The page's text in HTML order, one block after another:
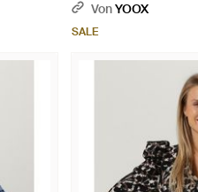
VonYOOX
SALE